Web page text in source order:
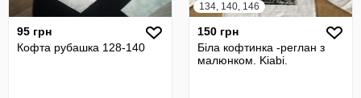
95 грн
Кофта рубашка 128-140
134, 140, 146
150 грн
Біла кофтинка -реглан з
малюнком. Kiabi.